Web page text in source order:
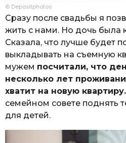
© Depositphotos
Сразу после свадьбы я
жить с нами. Но дочь была
Сказала, что лучше будет
выкладывать на съемную
мужем посчитали, что
несколько лет
хватит на новую квартиру.
семейном совете поднять
для детей.